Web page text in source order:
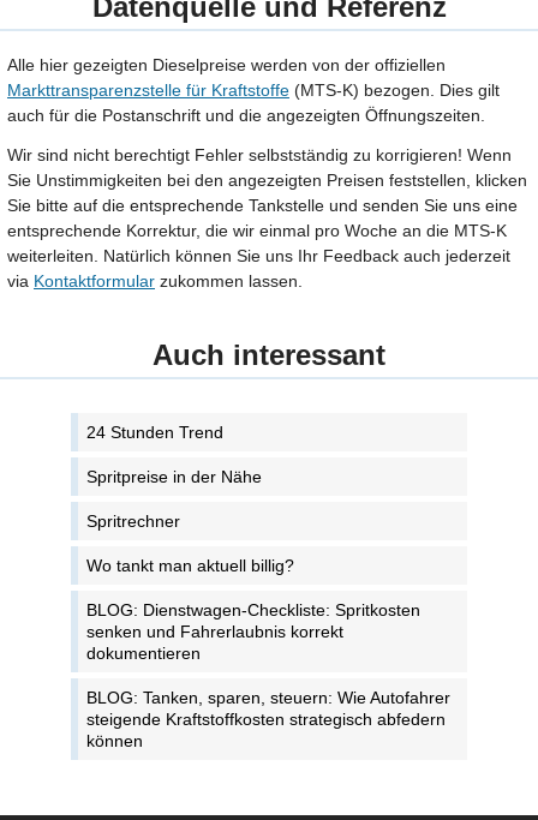
Datenquelle und Referenz
Alle hier gezeigten Dieselpreise werden von der offiziellen
Markttransparenzstelle für Kraftstoffe (MTS-K) bezogen. Dies gilt
auch für die Postanschrift und die angezeigten Öffnungszeiten.
Wir sind nicht berechtigt Fehler selbstständig zu korrigieren! Wenn
Sie Unstimmigkeiten bei den angezeigten Preisen feststellen, klicken
Sie bitte auf die entsprechende Tankstelle und senden Sie uns eine
entsprechende Korrektur, die wir einmal pro Woche an die MTS-K
weiterleiten. Natürlich können Sie uns Ihr Feedback auch jederzeit
via Kontaktformular zukommen lassen.
Auch interessant
24 Stunden Trend
Spritpreise in der Nähe
Spritrechner
Wo tankt man aktuell billig?
BLOG: Dienstwagen-Checkliste: Spritkosten
senken und Fahrerlaubnis korrekt
dokumentieren
BLOG: Tanken, sparen, steuern: Wie Autofahrer
steigende Kraftstoffkosten strategisch abfedern
können